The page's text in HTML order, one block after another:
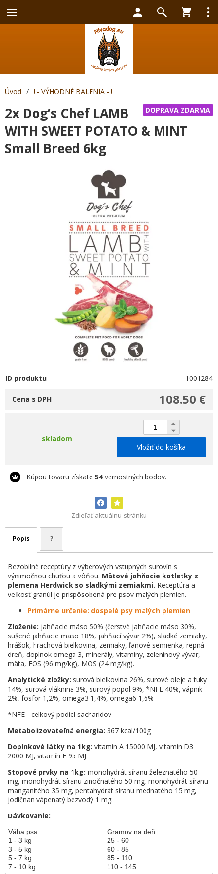
Úvod / ! - VÝHODNÉ BALENIA - !
DOPRAVA ZDARMA
2x Dog’s Chef LAMB
WITH SWEET POTATO & MINT
Small Breed 6kg
ID produktu 1001284
108.50 €
Cena s DPH
skladom
Vložiť do košíka
Kúpou tovaru získate 54vernostných bodov.
Zdieľať aktuálnu stránku
Popis ?
Bezobilné receptúry z výberových vstupných surovín s
výnimočnou chuťou a vôňou. Mätové jahňacie kotletky z
plemena Herdwick so sladkými zemiakmi. Receptúra a
veľkosť granúl je prispôsobená pre psov malých plemien.
Primárne určenie: dospelé psy malých plemien
Zloženie: jahňacie mäso 50% (čerstvé jahňacie mäso 30%,
sušené jahňacie mäso 18%, jahňací vývar 2%), sladké zemiaky,
hrášok, hrachová bielkovina, zemiaky, ľanové semienka, repná
dreň, doplnok omega 3, minerály, vitamíny, zeleninový vývar,
mäta, FOS (96 mg/kg), MOS (24 mg/kg).
Analytické zložky: surová bielkovina 26%, surové oleje a tuky
14%, surová vláknina 3%, surový popol 9%, *NFE 40%, vápnik
2%, fosfor 1,2%, omega3 1,4%, omega6 1,6%
*NFE - celkový podiel sacharidov
Metabolizovateľná energia: 367 kcal/100g
Doplnkové látky na 1kg: vitamín A 15000 MJ, vitamín D3
2000 MJ, vitamín E 95 MJ
Stopové prvky na 1kg: monohydrát síranu železnatého 50
mg, monohydrát síranu zinočnatého 50 mg, monohydrát síranu
manganitého 35 mg, pentahydrát síranu mednatého 15 mg,
jodičnan vápenatý bezvodý 1 mg.
Dávkovanie:
Váha psa
Gramov na deň
1 - 3 kg
25 - 60
3 - 5 kg
60 - 85
5 - 7 kg
85 - 110
7 - 10 kg
110 - 145